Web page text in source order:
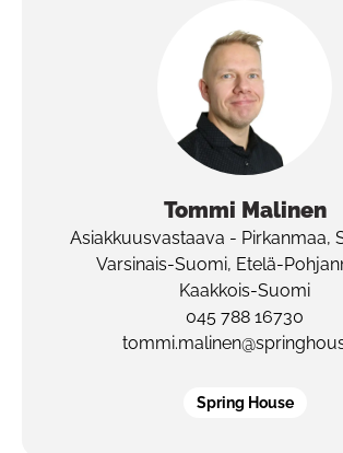
Tommi Malinen
Asiakkuusvastaava - Pirkanmaa,
Varsinais-Suomi, Etelä-
Kaakkois-Suomi
045 788 16730
Spring House